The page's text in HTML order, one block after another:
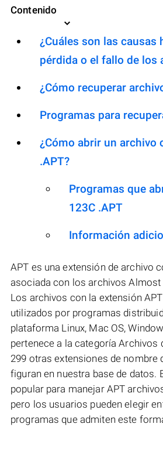
Contenido
¿Cuáles son las causas
pérdida o el fallo de los
¿Cómo recuperar
Programas para
¿Cómo abrir un archivo
.APT?
Programas que
123C .APT
Información
APT es una extensión de archivo
asociada con los archivos Almost
Los archivos con la extensión
utilizados por programas
plataforma Linux, Mac OS,
pertenece a la categoría Archivos
299 otras extensiones de nombre
figuran en nuestra base de datos.
popular para manejar APT
pero los usuarios pueden elegir
programas que admiten este